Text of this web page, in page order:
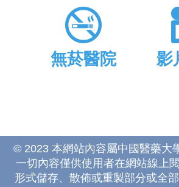
無菸醫院 影
© 2023 本網站內容屬中國醫藥大
一切內容僅供使用者在網站線上
形式儲存、散佈或重製部分或全